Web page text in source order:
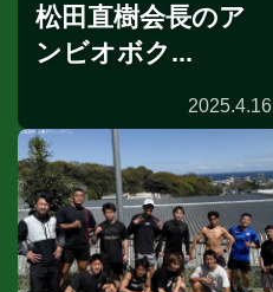
松田直樹会長のア
ンビオボク...
2025.4.16